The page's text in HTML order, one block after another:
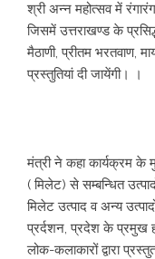
श्री अन्न महोत्सव में
जिसमें उत्तराखण्ड के
मैठाणी, प्रीतम भरतवाण,
प्रस्तुतियां दी जायेंगी। ।
मंत्री ने कहा कार्यक्रम
( मिलेट) से सम्बन्धित
मिलेट उत्पाद व अन्य
प्रर्दशन, प्रदेश के प्रमुख
लोक-कलाकारों द्वारा